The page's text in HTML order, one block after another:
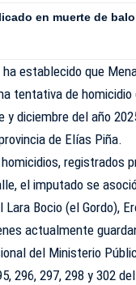
en muerte de
establecido que
tentativa de
y diciembre del año
de Elías Piña.
registrados
el imputado se
Lara Bocio (el Gordo),
actualmente
del Ministerio
296, 297, 298 y 302